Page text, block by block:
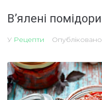
В’ялені помідори
У Рецепти Опубліковано